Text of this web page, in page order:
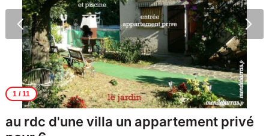
1/ 11
au rdc d'une villa un appartement privé